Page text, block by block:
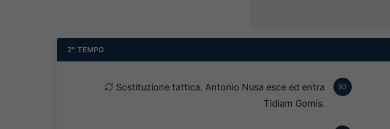
2° TEMPO
90'
Sostituzione tattica. Antonio Nusa esce ed entra
Tidiam Gomis.